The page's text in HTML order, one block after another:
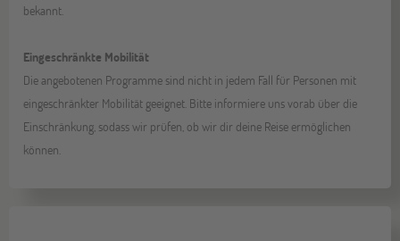
bekannt.
Eingeschränkte Mobilität
Die angebotenen Programme sind nicht in jedem Fall für Personen mit
eingeschränkter Mobilität geeignet. Bitte informiere uns vorab über die
Einschränkung, sodass wir prüfen, ob wir dir deine Reise ermöglichen
können.